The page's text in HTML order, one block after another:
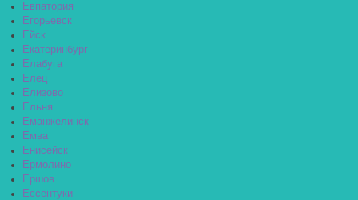
Евпатория
Егорьевск
Ейск
Екатеринбург
Елабуга
Елец
Елизово
Ельня
Еманжелинск
Емва
Енисейск
Ермолино
Ершов
Ессентуки